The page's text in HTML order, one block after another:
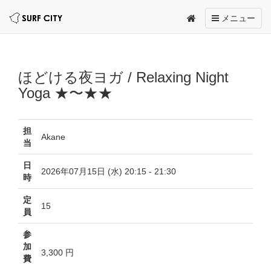
Toggle
navigation
メニュー
ほどける夜ヨガ / Relaxing Night
Yoga ★〜★★
担
当
Akane
日
時
2026年07月15日 (水) 20:15 - 21:30
定
員
15
参
加
費
3,300 円